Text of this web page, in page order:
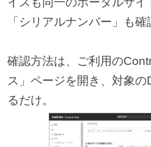
「シリアルナンバー」も確
確認方法は、ご利用の
ス」ページを開き、対象
るだけ。